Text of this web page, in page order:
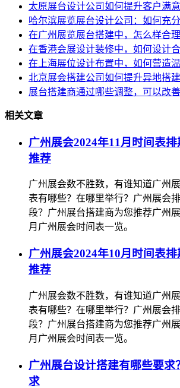
太原展台设计公司如何提升客户满
哈尔滨展览展台设计公司：如何充
在广州展览展台搭建中，怎么样合
在香港会展设计装修中，如何设计
在上海展位设计布置中，如何营造
北京展会搭建公司如何提升异地搭
展台搭建商通过哪些调整，可以改
相关文章
广州展会2024年11月时间表
推荐
广州展会数不胜数，有谁知道广州
表有哪些？在哪里举行？广州展会
段？广州展台搭建商为您推荐广州
月广州展会时间表一览。
广州展会2024年10月时间表
推荐
广州展会数不胜数，有谁知道广州
表有哪些？在哪里举行？广州展会
段？广州展台搭建商为您推荐广州
月广州展会时间表一览。
广州展台设计搭建有哪些要求
求